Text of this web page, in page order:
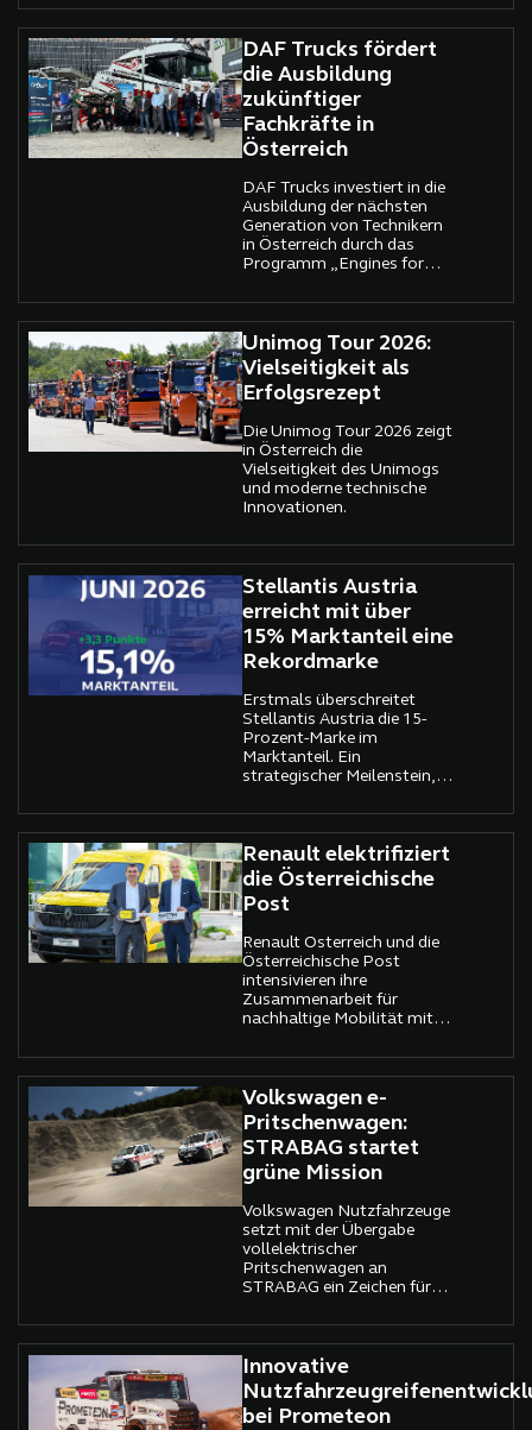
Mobilitätspartner.
DAF Trucks fördert
die Ausbildung
zukünftiger
Fachkräfte in
Österreich
DAF Trucks investiert in die
Ausbildung der nächsten
Generation von Technikern
in Österreich durch das
Programm „Engines for
über die Zusammenarbeit
mit Bildungseinrichtungen.
Unimog Tour 2026:
Vielseitigkeit als
Erfolgsrezept
Die Unimog Tour 2026 zeigt
in Österreich die
Vielseitigkeit des Unimogs
und moderne technische
Innovationen.
Stellantis Austria
erreicht mit über
15% Marktanteil eine
Rekordmarke
Erstmals überschreitet
Stellantis Austria die 15-
Prozent-Marke im
Marktanteil. Ein
strategischer Meilenstein,
Unternehmens weiter
stärkt.
Renault elektrifiziert
die Österreichische
Post
Renault Österreich und die
Österreichische Post
intensivieren ihre
Zusammenarbeit für
nachhaltige Mobilität mit
Renault Master E Tech
Electric.
Volkswagen e-
Pritschenwagen:
STRABAG startet
grüne Mission
Volkswagen Nutzfahrzeuge
setzt mit der Übergabe
vollelektrischer
Pritschenwagen an
STRABAG ein Zeichen für
Baustellen.
Innovative
bei Prometeon